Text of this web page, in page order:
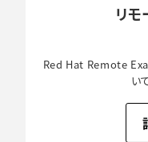
リ
Red Hat Remote
い